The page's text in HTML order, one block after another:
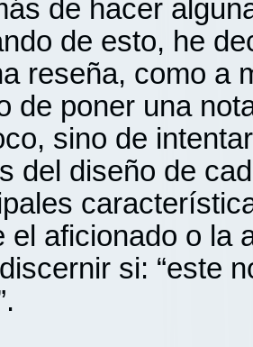
de hacer
de esto, he
reseña, como a
de poner una
sino de
del diseño de
el aficionado o la
si: “este